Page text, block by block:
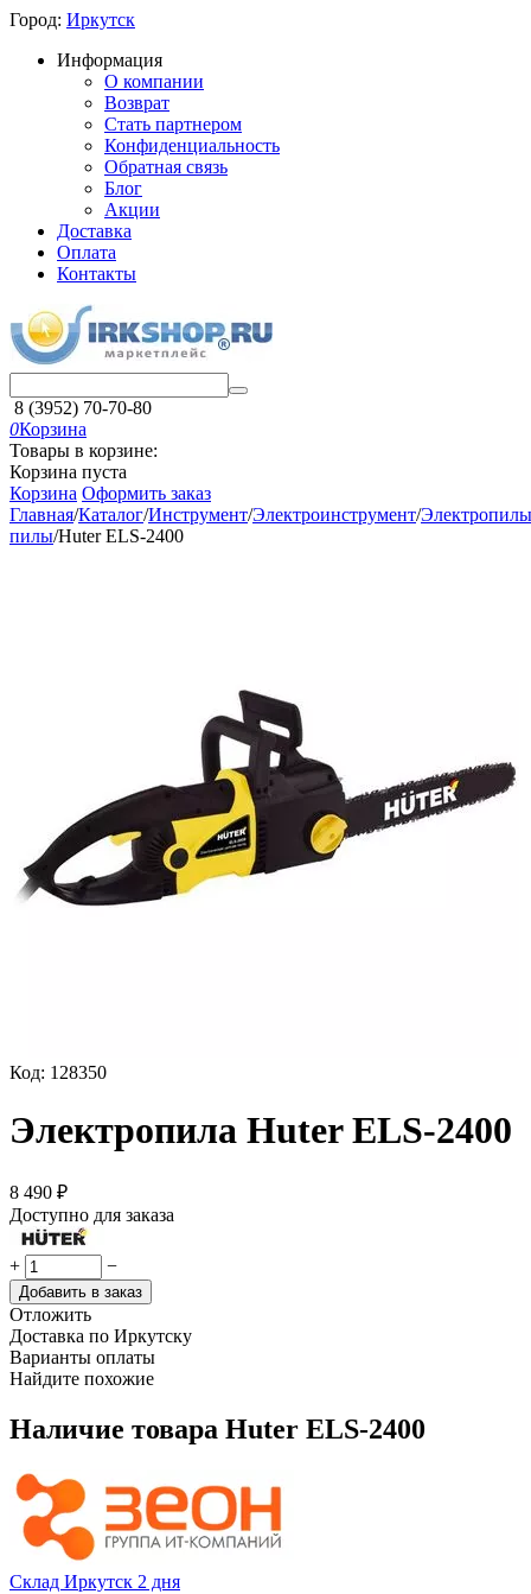
Город: Иркутск
Информация
О компании
Возврат
Стать партнером
Конфиденциальность
Обратная связь
Блог
Акции
Доставка
Оплата
Контакты
8 (3952) 70-70-80
0Корзина
Товары в корзине:
Корзина пуста
Корзина Оформить заказ
Главная/Каталог/Инструмент/Электроинструмент/Электропилы
пилы/Huter ELS-2400
Код: 128350
Электропила Huter ELS-2400
8 490 ₽
Доступно для заказа
+ −
Добавить в заказ
Отложить
Доставка по Иркутску
Варианты оплаты
Найдите похожие
Наличие товара Huter ELS-2400
Склад Иркутск 2 дня